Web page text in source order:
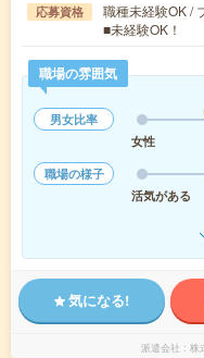
応募資格
職種未経験OK /
■未経験OK！
職場の雰囲気
男女比率
女性
職場の様子
活気がある
気になる!
派遣会社 株